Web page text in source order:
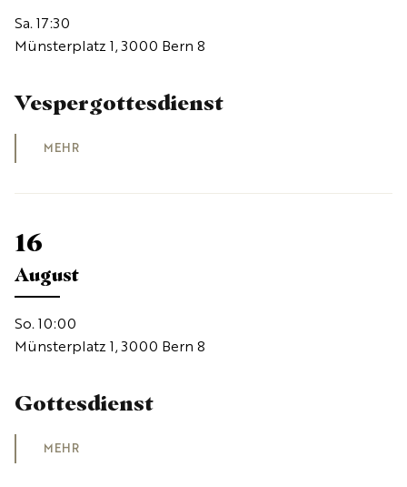
Sa. 17:30
Münsterplatz 1, 3000 Bern 8
Vespergottesdienst
MEHR
16
August
So. 10:00
Münsterplatz 1, 3000 Bern 8
Gottesdienst
MEHR